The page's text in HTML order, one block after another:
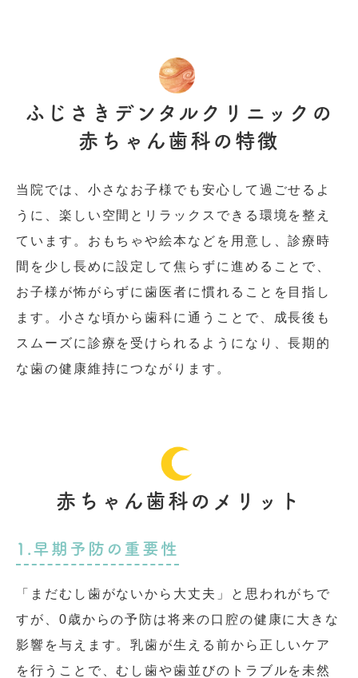
ふじさきデンタルクリニックの
赤ちゃん歯科の特徴
当院では、小さなお子様でも安心して過ごせるよ
うに、楽しい空間とリラックスできる環境を整え
ています。おもちゃや絵本などを用意し、診療時
間を少し長めに設定して焦らずに進めることで、
お子様が怖がらずに歯医者に慣れることを目指し
ます。小さな頃から歯科に通うことで、成長後も
スムーズに診療を受けられるようになり、長期的
な歯の健康維持につながります。
赤ちゃん歯科のメリット
1.早期予防の重要性
「まだむし歯がないから大丈夫」と思われがちで
すが、0歳からの予防は将来の口腔の健康に大きな
影響を与えます。乳歯が生える前から正しいケア
を行うことで、むし歯や歯並びのトラブルを未然